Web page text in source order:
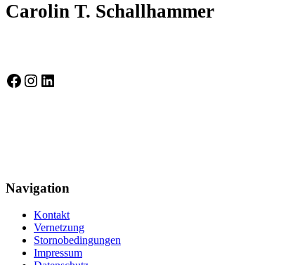
Carolin T. Schallhammer
Selbstbewusst auf Facebook
Instagram
LinkedIn
Navigation
Kontakt
Vernetzung
Stornobedingungen
Impressum